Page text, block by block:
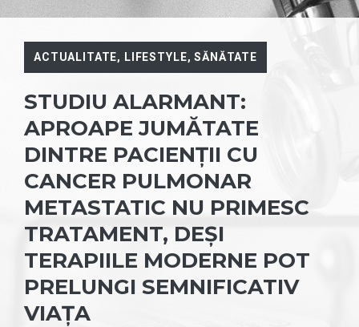
ACTUALITATE, LIFESTYLE,SĂNĂTATE
STUDIU ALARMANT:
APROAPE JUMĂTATE
DINTRE PACIENȚII CU
CANCER PULMONAR
METASTATIC NU PRIMESC
TRATAMENT, DEȘI
TERAPIILE MODERNE POT
PRELUNGI SEMNIFICATIV
VIAȚA